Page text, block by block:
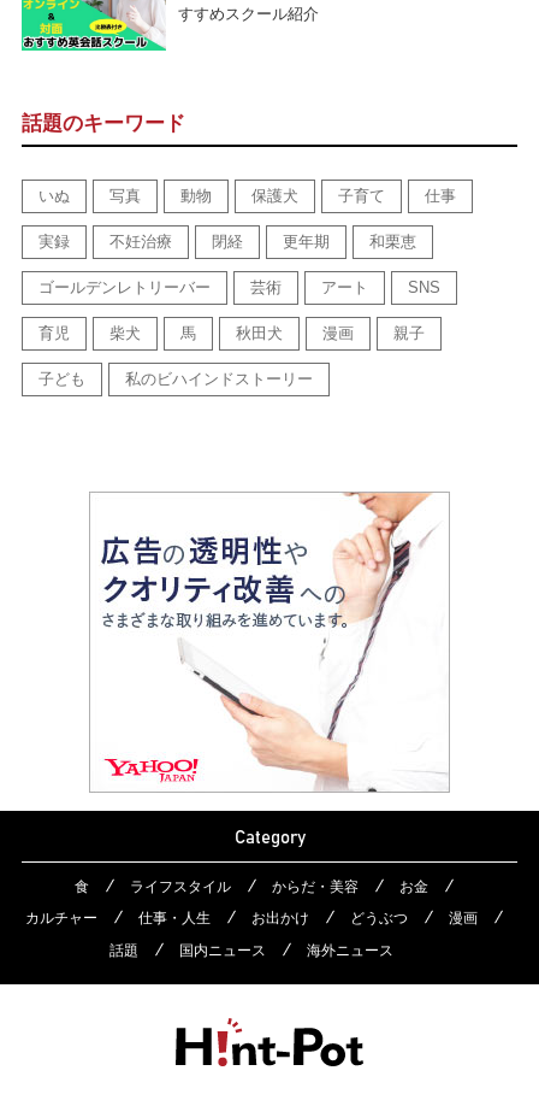
すすめスクール紹介
話題のキーワード
いぬ 写真 動物 保護犬 子育て 仕事
実録 不妊治療 閉経 更年期 和栗恵
ゴールデンレトリーバー 芸術 アート SNS
育児 柴犬 馬 秋田犬 漫画 親子
子ども 私のビハインドストーリー
Category
食 ライフスタイル からだ・美容
お金
カルチャー
仕事・人生 お出かけ どうぶつ
漫画
話題
国内ニュース 海外ニュース